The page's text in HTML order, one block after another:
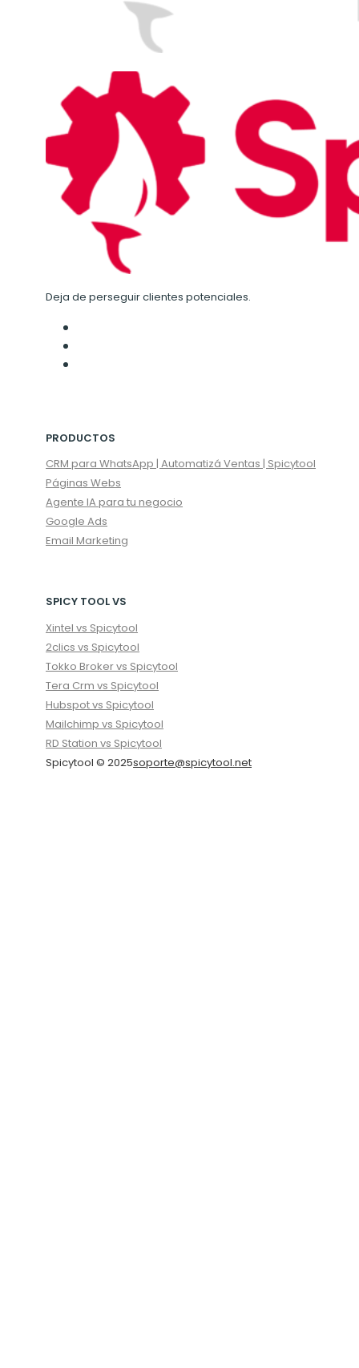
Deja de perseguir clientes potenciales.
PRODUCTOS
CRM para WhatsApp | Automatizá Ventas | Spicytool
Páginas Webs
Agente IA para tu negocio
Google Ads
Email Marketing
SPICY TOOL VS
Xintel vs Spicytool
2clics vs Spicytool
Tokko Broker vs Spicytool
Tera Crm vs Spicytool
Hubspot vs Spicytool
Mailchimp vs Spicytool
RD Station vs Spicytool
Spicytool © 2025soporte@spicytool.net